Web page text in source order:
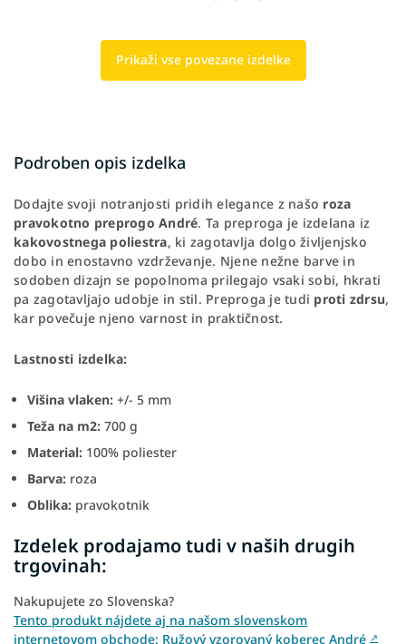
Prikaži vse povezane izdelke
Podroben opis izdelka
Dodajte svoji notranjosti pridih elegance z našo roza
pravokotno preprogo André. Ta preproga je izdelana iz
kakovostnega poliestra, ki zagotavlja dolgo življenjsko
dobo in enostavno vzdrževanje. Njene nežne barve in
sodoben dizajn se popolnoma prilegajo vsaki sobi, hkrati
pa zagotavljajo udobje in stil. Preproga je tudi proti zdrsu,
kar povečuje njeno varnost in praktičnost.
Lastnosti izdelka:
Višina vlaken: +/- 5 mm
Teža na m2: 700 g
Material: 100% poliester
Barva: roza
Oblika: pravokotnik
Izdelek prodajamo tudi v naših drugih
trgovinah:
Nakupujete zo Slovenska?
Tento produkt nájdete aj na našom slovenskom
internetovom obchode: Ružový vzorovaný koberec André ↗